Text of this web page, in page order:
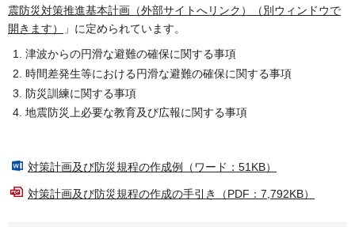
震防災対策推進基本計画（外部サイトへリンク）（別ウィンドウで
開きます）
」に定められています。
津波からの円滑な避難の確保に関する事項
時間差発生等における円滑な避難の確保に関する事項
防災訓練に関する事項
地震防災上必要な教育及び広報に関する事項
対策計画及び防災規程の作成例（ワード：51KB）
対策計画及び防災規程の作成の手引き（PDF：7,792KB）